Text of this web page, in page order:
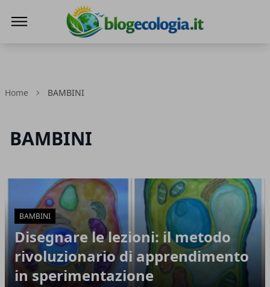
Home BAMBINI
BAMBINI
Articoli in Evidenza
BAMBINI
Disegnare le lezioni: il metodo
rivoluzionario di apprendimento
in sperimentazione